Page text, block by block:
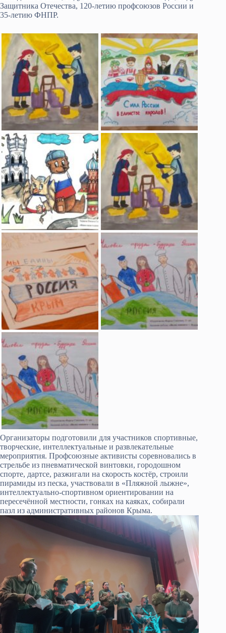
Защитника Отечества, 120-летию профсоюзов России и
35-летию ФНПР.
Организаторы подготовили для участников спортивные,
творческие, интеллектуальные и развлекательные
мероприятия. Профсоюзные активисты соревновались в
стрельбе из пневматической винтовки, городошном
спорте, дартсе, разжигали на скорость костёр, строили
пирамиды из песка, участвовали в «Пляжной лыжне»,
интеллектуально-спортивном ориентировании на
пересечённой местности, гонках на каяках, собирали
пазл из административных районов Крыма.